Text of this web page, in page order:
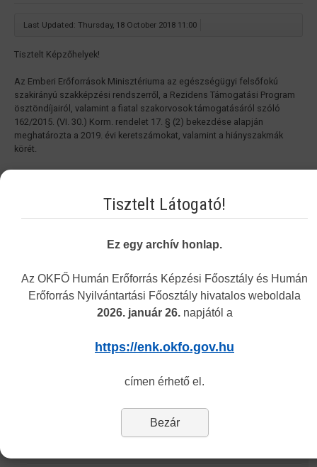
Last Updated: Thursday, 18 October 2018 11:00
Tisztelt Képzőhelyek!
Az Emberi Erőforrások Minisztériuma az egészségügyi felsőfokú
szakirányú szakképzési rendszerről, a Rezidens Támogatási Program
ösztöndíjairól, valamint a fiatal szakorvosok támogatásáról szóló
162/2015. (VI. 30.) Korm. rendelet 17. § (2) bekezdése alapján
meghatározta a 2019. évi keretszámokat, valamint a hiányszakmák
körét.
Állami Egészségügyi Ellátó Központ
Vakbarát változat
Tisztelt Látogató!
Ez egy archív honlap.
Az OKFŐ Humán Erőforrás Képzési Főosztály és Humán
Erőforrás Nyilvántartási Főosztály hivatalos weboldala
2026. január 26.napjától a
https://enk.okfo.gov.hu
címen érhető el.
Bezár